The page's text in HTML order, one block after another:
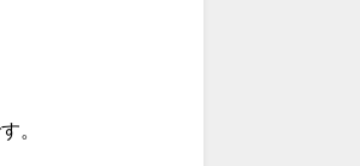
。